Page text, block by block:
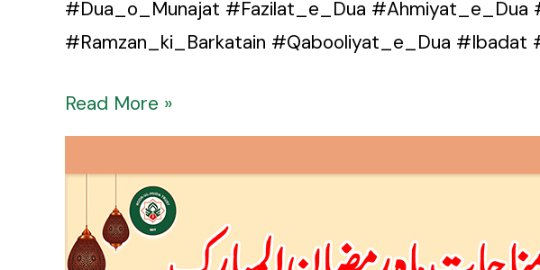
#Dua_o_Munajat #Fazilat_e_Dua #Ahmiyat_e_Dua
#Ramzan_ki_Barkatain #Qabooliyat_e_Dua
Read More »
Ramzan